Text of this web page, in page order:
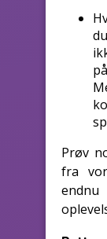
Prøv
fra